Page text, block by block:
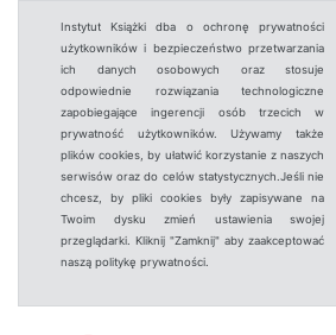
Instytut Książki dba o ochronę prywatności
użytkowników i bezpieczeństwo przetwarzania
ich danych osobowych oraz stosuje
odpowiednie rozwiązania technologiczne
zapobiegające ingerencji osób trzecich w
prywatność użytkowników. Używamy także
plików cookies, by ułatwić korzystanie z naszych
serwisów oraz do celów statystycznych.Jeśli nie
chcesz, by pliki cookies były zapisywane na
Twoim dysku zmień ustawienia swojej
przeglądarki. Kliknij "Zamknij" aby zaakceptować
naszą politykę prywatności.